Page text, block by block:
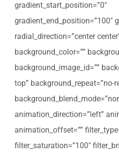
gradient_start_position=”0″
gradient_end_position=”100″
radial_direction=”center
background_color=””
background_image_id=””
top” background_repeat=”no-
animation_direction=”left”
animation_offset=””
filter_saturation=”100″